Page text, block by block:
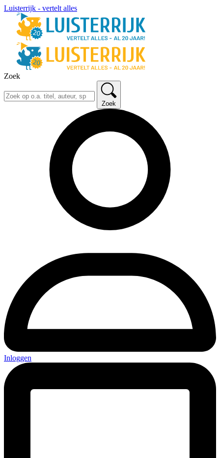
Luisterrijk - vertelt alles
Zoek
Zoek
Inloggen